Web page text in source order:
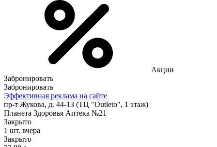
Акции
Забронировать
Забронировать
Эффективная реклама на сайте
пр-т Жукова, д. 44-13 (ТЦ "Outleto", 1 этаж)
Планета Здоровья Аптека №21
Закрыто
1 шт. вчера
Закрыто